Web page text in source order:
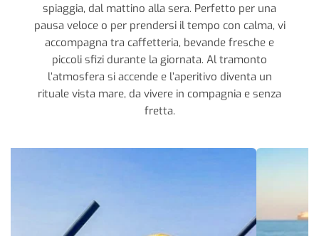
spiaggia, dal mattino alla sera. Perfetto per una
pausa veloce o per prendersi il tempo con calma, vi
accompagna tra caffetteria, bevande fresche e
piccoli sfizi durante la giornata. Al tramonto
l’atmosfera si accende e l’aperitivo diventa un
rituale vista mare, da vivere in compagnia e senza
fretta.